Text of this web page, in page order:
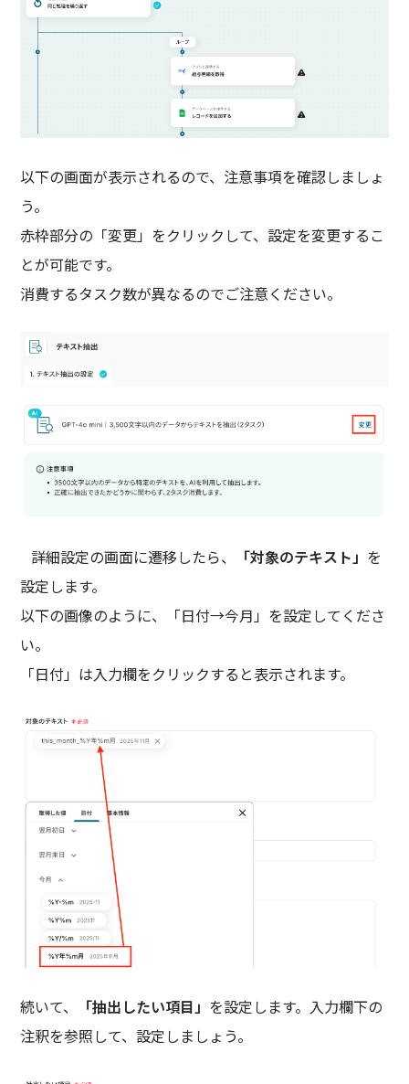
以下の画面が表示されるので、注意事項を確認しましょ
う。
赤枠部分の「変更」をクリックして、設定を変更するこ
とが可能です。
消費するタスク数が異なるのでご注意ください。
詳細設定の画面に遷移したら、 「対象のテキスト」 を
設定します。
以下の画像のように、「日付→今月」を設定してくださ
い。
「日付」は入力欄をクリックすると表示されます。
続いて、 「抽出したい項目」 を設定します。入力欄下の
注釈を参照して、設定しましょう。